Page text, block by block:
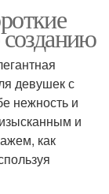
девушек с
нежность и
и
как